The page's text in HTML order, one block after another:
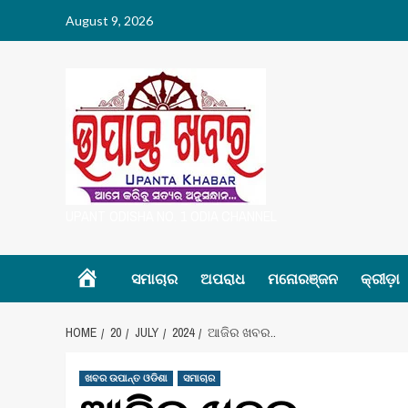
August 9, 2026
Homeସମାଚାର ଅପରାଧ ମନୋରଞ୍ଜନ କ୍ରୀଡ଼ା
HOME 20 JULY 2024 ଆଜିର ଖବର..
ଖବର ଉପାନ୍ତ ଓଡିଶା ସମାଚାର